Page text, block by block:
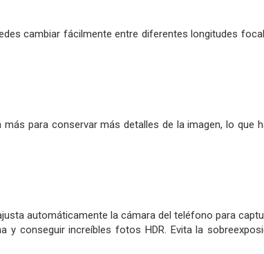
cambiar fácilmente entre diferentes longitudes
para conservar más detalles de la imagen, lo que
automáticamente la cámara del teléfono para
y conseguir increíbles fotos HDR. Evita la